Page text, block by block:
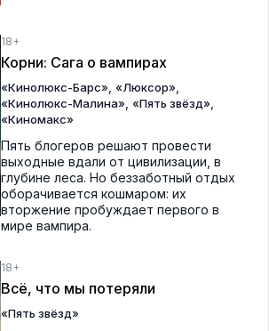
18+
Корни: Сага о вампирах
«Кинолюкс-Барс» «Люксор»
«Кинолюкс-Малина» «Пять звёзд»
«Киномакс»
Пять блогеров решают провести
выходные вдали от цивилизации, в
глубине леса. Но беззаботный отдых
оборачивается кошмаром: их
вторжение пробуждает первого в
мире вампира.
18+
Всё, что мы потеряли
«Пять звёзд»